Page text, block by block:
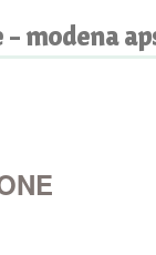
modena